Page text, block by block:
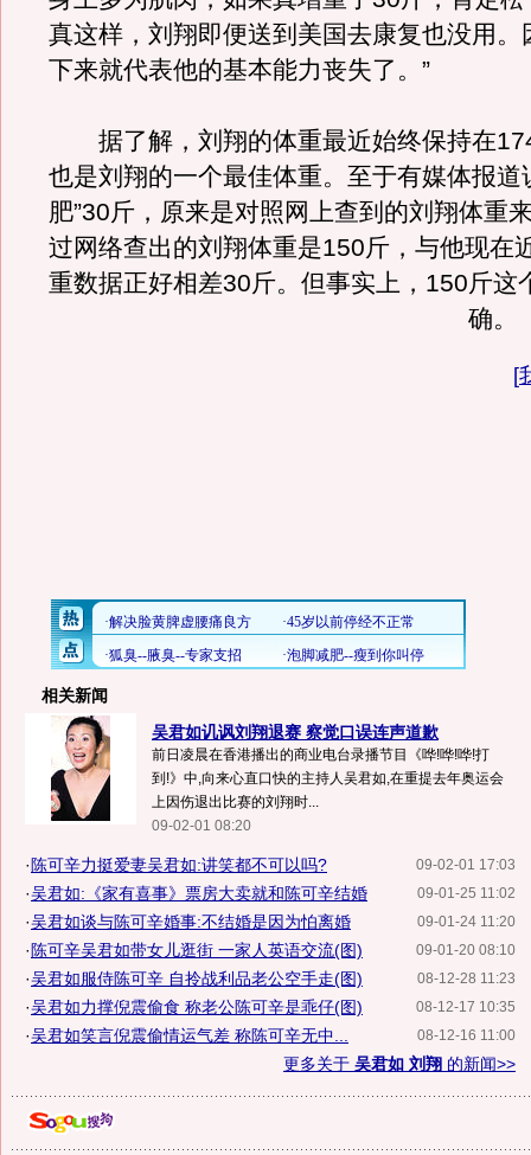
真这样，刘翔即便送到美国去康复也没用。
下来就代表他的基本能力丧失了。”
据了解，刘翔的体重最近始终保持在
也是刘翔的一个最佳体重。至于有媒体报道
肥”30斤，原来是对照网上查到的刘翔体重
过网络查出的刘翔体重是150斤，与他现在
重数据正好相差30斤。但事实上，150斤这
确。
[
相关新闻
吴君如讥讽刘翔退赛 察觉口误连声道歉
前日凌晨在香港播出的商业电台录播节目《哗!哗!哗!打
到!》中,向来心直口快的主持人吴君如,在重提去年奥运会
上因伤退出比赛的刘翔时...
09-02-01 08:20
09-02-01 17:03
· 陈可辛力挺爱妻吴君如:讲笑都不可以吗?
09-01-25 11:02
·吴君如:《家有喜事》票房大卖就和陈可辛结婚
09-01-24 11:20
·吴君如谈与陈可辛婚事:不结婚是因为怕离婚
09-01-20 08:10
· 陈可辛吴君如带女儿逛街 一家人英语交流(图)
08-12-28 11:23
·吴君如服侍陈可辛 自拎战利品老公空手走(图)
08-12-17 10:35
·吴君如力撑倪震偷食 称老公陈可辛是乖仔(图)
08-12-16 11:00
·吴君如笑言倪震偷情运气差 称陈可辛无中...
更多关于 吴君如 刘翔 的新闻>>